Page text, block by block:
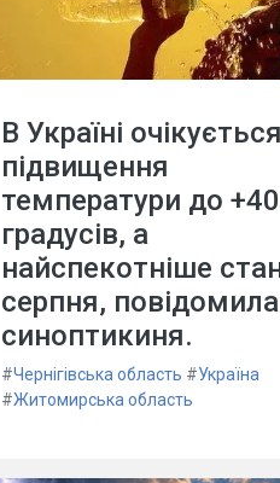
В Україні очікується
підвищення
температури до +40
градусів, а
найспекотніше
серпня, повідомила
синоптикиня.
#Чернігівська область #Україна
#Житомирська область